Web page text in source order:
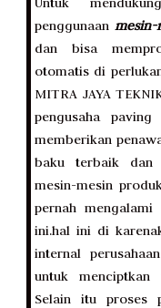
penggunaan mesin-
dan bisa
otomatis di
MITRA JAYA
pengusaha
memberikan
baku terbaik dan
mesin-mesin
pernah
ini.hal ini di
internal
untuk
Selain itu proses